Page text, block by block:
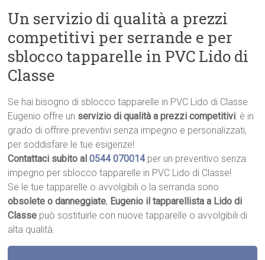
Un servizio di qualità a prezzi
competitivi per serrande e per
sblocco tapparelle in PVC Lido di
Classe
Se hai bisogno di sblocco tapparelle in PVC Lido di Classe
Eugenio offre un servizio di qualità a prezzi competitivi: è in
grado di offrire preventivi senza impegno e personalizzati,
per soddisfare le tue esigenze!
Contattaci subito al0544 070014 per un preventivo senza
impegno per sblocco tapparelle in PVC Lido di Classe!
Se le tue tapparelle o avvolgibili o la serranda sono
obsolete o danneggiate, Eugenio il tapparellista a Lido di
Classe può sostituirle con nuove tapparelle o avvolgibili di
alta qualità.